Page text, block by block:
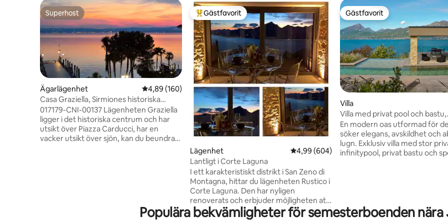
Superhost
Superhost
Ägarlägenhet 4,89 av 5 i genomsnittligt betyg, 160 omdömen
4,89 (160)
Casa Graziella, Sirmiones historiska
centrum
017179-CNI-00137 Lägenheten Graziella
ligger i det historiska centrum och har
utsikt över Piazza Carducci, har en
vacker utsikt över sjön, kan du beundra
100m2 ) och ljus, med två terrasser med
Populär gästfavorit
Gästfavorit
Lägenhet 4,99 av 5 i genomsnittligt betyg, 604
4,99 (604)
Lantligt i Corte Laguna
I ett karakteristiskt distrikt i San Zeno di
Montagna, hittar du lägenheten Rustico i
Corte Laguna. Den har nyligen
renoverats och erbjuder möjligheten att
njuta av en semester mellan sjö och
berg: en magnifik utsikt över Gardasjön
Gästfavorit
Gästfavorit
Villa
Villa med privat pool och bastu,
Gardasjön
En modern oas utformad för
söker elegans, avskildhet och
lugn. Exklusiv villa med stor
infinitypool, privat bastu och
uteplats: täckt terrass med
perfekt för att njuta av
Populära bekvämligheter för semesterboenden nära